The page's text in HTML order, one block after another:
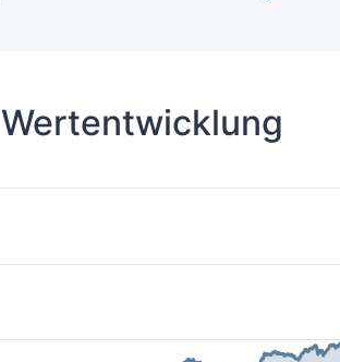
Wertentwicklung